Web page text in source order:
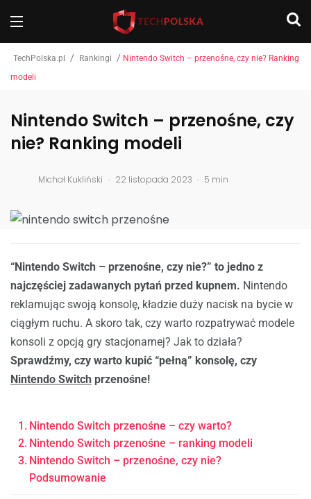
TechPolska.pl / Rankingi / Nintendo Switch – przenośne, czy nie? Ranking
modeli
Nintendo Switch – przenośne, czy
nie? Ranking modeli
Michał Kukliński . 22 listopada 2023 . 5 min
“Nintendo Switch – przenośne, czy nie?” to jedno z
najczęściej zadawanych pytań przed kupnem. Nintendo
reklamując swoją konsolę, kładzie duży nacisk na bycie w
ciągłym ruchu. A skoro tak, czy warto rozpatrywać modele
konsoli z opcją gry stacjonarnej? Jak to działa?
Sprawdźmy, czy warto kupić “pełną” konsolę, czy
Nintendo Switch przenośne!
Nintendo Switch przenośne – czy warto?
Nintendo Switch przenośne – ranking modeli
Nintendo Switch – przenośne, czy nie?
Podsumowanie